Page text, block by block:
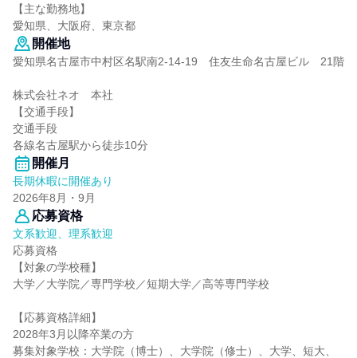
【主な勤務地】
愛知県、大阪府、東京都
開催地
愛知県名古屋市中村区名駅南2-14-19 住友生命名古屋ビル 21階
株式会社ネオ 本社
【交通手段】
交通手段
各線名古屋駅から徒歩10分
開催月
長期休暇に開催あり
2026年8月・9月
応募資格
文系歓迎、理系歓迎
応募資格
【対象の学校種】
大学／大学院／専門学校／短期大学／高等専門学校
【応募資格詳細】
2028年3月以降卒業の方
募集対象学校：大学院（博士）、大学院（修士）、大学、短大、